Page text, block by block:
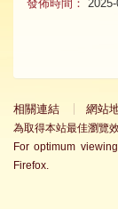
發佈時間：
相關連結 網站
為取得本站最佳瀏覽
For optimum
Firefox.